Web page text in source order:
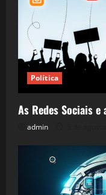
Política
As Redes Sociais
admin